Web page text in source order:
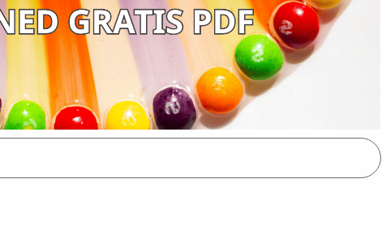
DU
på de ulike typene sandpapir. Hva er forskjellen? Hva er likt?
på papirene. Hvordan føles de å ta på? Er det forskjell? Kan
med ord som fint, grovt eller glatt?
sanser har du brukt nå? Jo, synssansen og følesansen.
du bruke syn- og følesansen til å legge arkene i rekkefølge
du å gjøre det samme uten å se? Ta bind foran øynene og